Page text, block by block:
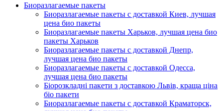
Биоразлагаемые пакеты
Биоразлагаемые пакеты с доставкой Киев, лучшая
цена био пакеты
Биоразлагаемые пакеты Харьков, лучшая цена био
пакеты Харьков
Биоразлагаемые пакеты с доставкой Днепр,
лучшая цена био пакеты
Биоразлагаемые пакеты с доставкой Одесса,
лучшая цена био пакеты
Біорозкладні пакети з доставкою Львів, краща ціна
біо пакети
Биоразлагаемые пакеты с доставкой Краматорск,